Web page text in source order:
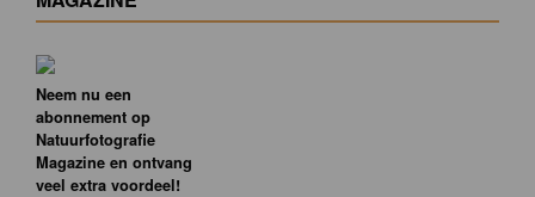
Neem nu een
abonnement op
Natuurfotografie
Magazine en ontvang
veel extra voordeel!